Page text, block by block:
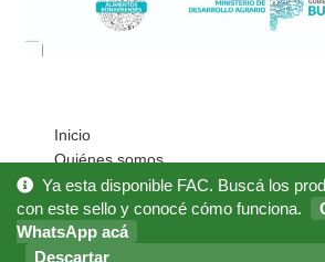
Inicio
Quiénes somos
Cómo Comprar?
Mi cuenta
Noticias
Preguntas Frecuentes
Ya esta disponible FAC. Buscá los
con este sello y conocé cómo funciona.
WhatsApp acá
Descartar